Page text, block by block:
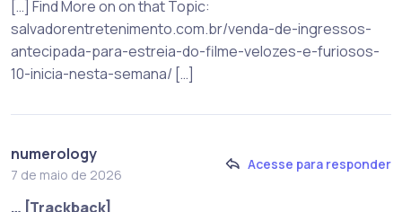
[…] Find More on on that Topic:
salvadorentretenimento.com.br/venda-de-ingressos-
antecipada-para-estreia-do-filme-velozes-e-furiosos-
10-inicia-nesta-semana/ […]
numerology
7 de maio de 2026
Acesse para responder
… [Trackback]